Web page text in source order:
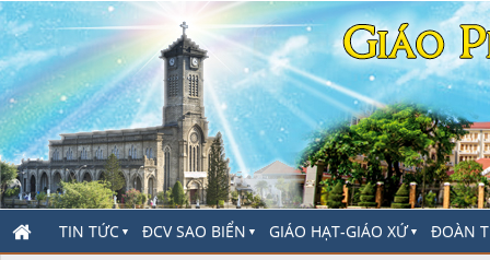
TIN TỨC ▼ ĐCV SAO BIỂN ▼ GIÁO HẠT-GIÁO XỨ▼ ĐOÀN